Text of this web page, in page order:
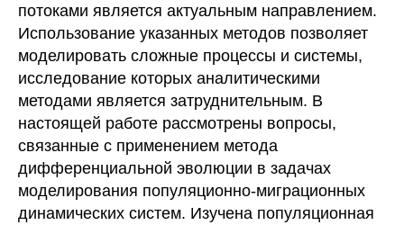
потоками является актуальным направлением.
Использование указанных методов позволяет
моделировать сложные процессы и системы,
исследование которых аналитическими
методами является затруднительным. В
настоящей работе рассмотрены вопросы,
связанные с применением метода
дифференциальной эволюции в задачах
моделирования популяционно-миграционных
динамических систем. Изучена популяционная